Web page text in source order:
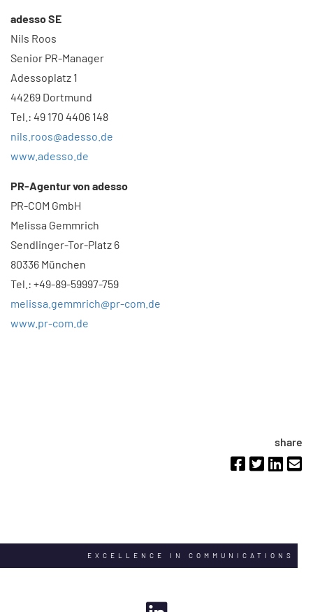
adesso SE
Nils Roos
Senior PR-Manager
Adessoplatz 1
44269 Dortmund
Tel.: 49 170 4406 148
nils.roos@adesso.de
www.adesso.de
PR-Agentur von adesso
PR-COM GmbH
Melissa Gemmrich
Sendlinger-Tor-Platz 6
80336 München
Tel.: +49-89-59997-759
melissa.gemmrich@pr-com.de
www.pr-com.de
share
EXCELLENCE IN COMMUNICATIONS